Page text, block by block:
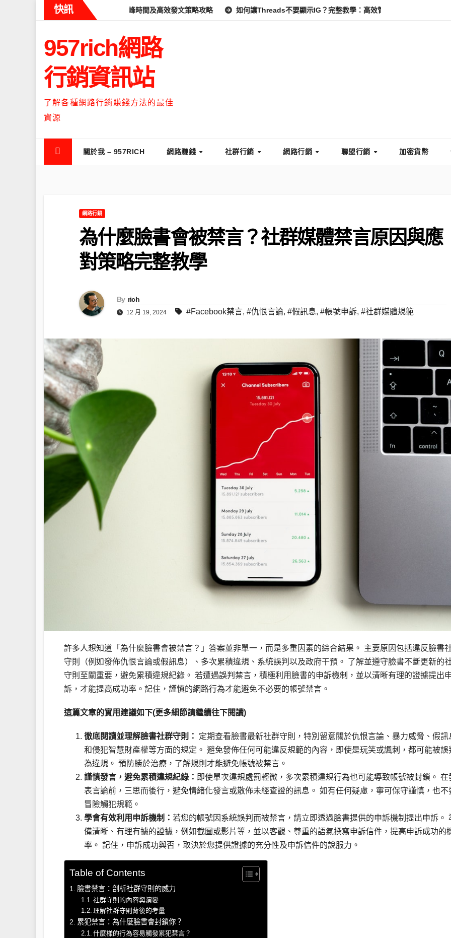
快訊
麼時候流量最高？流量高峰時間及高效發文策略攻略 如何讓Threads不要顯示IG？完整教學：高效管理你的線上隱私與數據安全
957rich網路
行銷資訊站
了解各種網路行銷賺錢方法的最佳
資源
關於我 – 957RICH 網路賺錢 社群行銷 網路行銷 聯盟行銷 加密貨幣
網路行銷
為什麼臉書會被禁言？社群媒體禁言原因與應
對策略完整教學
By rich
12 月 19, 2024 #Facebook禁言, #仇恨言論, #假訊息, #帳號申訴, #社群媒體規範
許多人想知道「為什麼臉書會被禁言？」答案並非單一，而是多重因素的綜合結果。 主要原因包括違反臉書
守則（例如發佈仇恨言論或假訊息）、多次累積違規、系統誤判以及政府干預。 了解並遵守臉書不斷更新的
守則至關重要，避免累積違規紀錄。 若遭遇誤判禁言，積極利用臉書的申訴機制，並以清晰有理的證據提出
訴，才能提高成功率。記住，謹慎的網路行為才能避免不必要的帳號禁言。
這篇文章的實用建議如下(更多細節請繼續往下閱讀)
徹底閱讀並理解臉書社群守則：
定期查看臉書最新社群守則，特別留意關於仇恨言論、暴力威脅、假訊
和侵犯智慧財產權等方面的規定。 避免發佈任何可能違反規範的內容，即使是玩笑或諷刺，都可能被誤
為違規。 預防勝於治療，了解規則才能避免帳號被禁言。
謹慎發言，避免累積違規紀錄： 即使單次違規處罰輕微，多次累積違規行為也可能導致帳號被封鎖。 在
表言論前，三思而後行，避免情緒化發言或散佈未經查證的訊息。 如有任何疑慮，寧可保守謹慎，也不
冒險觸犯規範。
學會有效利用申訴機制： 若您的帳號因系統誤判而被禁言，請立即透過臉書提供的申訴機制提出申訴。
備清晰、有理有據的證據，例如截圖或影片等，並以客觀、尊重的語氣撰寫申訴信件，提高申訴成功的
率。 記住，申訴成功與否，取決於您提供證據的充分性及申訴信件的說服力。
Table of Contents
臉書禁言：剖析社群守則的威力
社群守則的內容與演變
理解社群守則背後的考量
累犯禁言：為什麼臉書會封鎖你？
什麼樣的行為容易觸發累犯禁言？